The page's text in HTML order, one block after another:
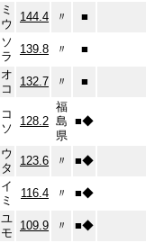
ミ
ウ
144.4 〃 ■
ソ
ラ
139.8 〃 ■
オ
コ
132.7 〃 ■
コ
ソ
128.2
福
島
県
■◆
ウ
タ
123.6 〃 ■◆
イ
ミ
116.4 〃 ■◆
ユ
モ
109.9 〃 ■◆